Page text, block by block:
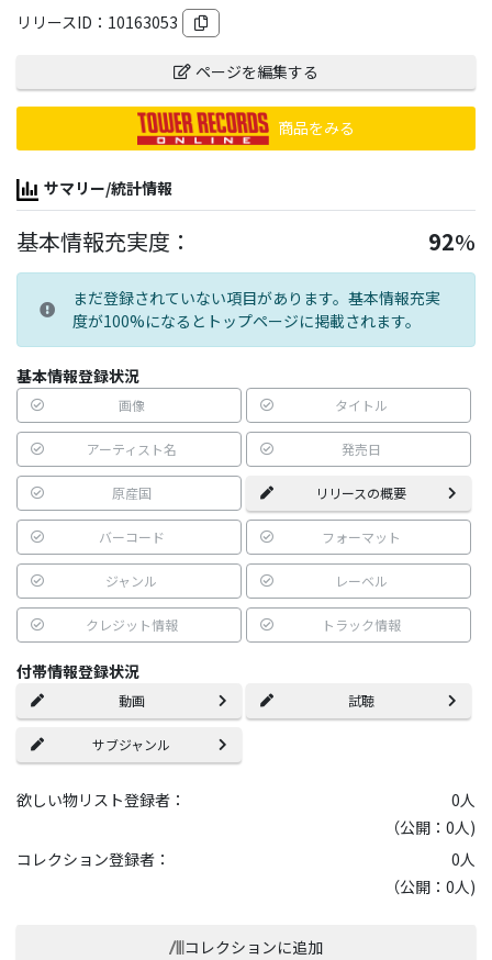
リリースID： 10163053
ページを編集する
商品をみる
サマリー/統計情報
基本情報充実度： 92%
まだ登録されていない項目があります。基本情報充実
度が100%になるとトップページに掲載されます。
基本情報登録状況
画像 タイトル
アーティスト名 発売日
原産国 リリースの概要
バーコード フォーマット
ジャンル レーベル
クレジット情報 トラック情報
付帯情報登録状況
動画 試聴
サブジャンル
欲しい物リスト登録者： 0人
（公開：0人)
コレクション登録者：
0人
（公開：0人)
コレクションに追加